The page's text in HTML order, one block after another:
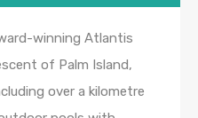
winning Atlantis
of Palm Island,
over a kilometre